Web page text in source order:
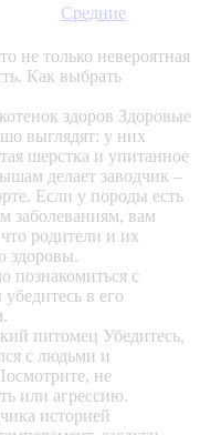
Средние
не только невероятная
Как выбрать
здоров Здоровые
выглядят: у них
шерстка и упитанное
делает заводчик –
Если у породы есть
заболеваниям, вам
родители и их
здоровы.
познакомиться с
в его
питомец Убедитесь,
с людьми и
не
или агрессию.
историей